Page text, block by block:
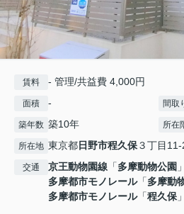
賃料 - 管理/共益費 4,000円
面積 - 間取
築年数 築10年 所在
所在地 東京都日野市程久保３丁目
交通 京王動物園線 「多摩動物公園
多摩都市モノレール「多摩動
多摩都市モノレール「程久保